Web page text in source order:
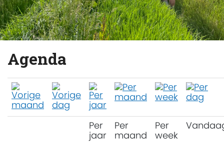
Agenda
Per
jaar
Per
maand
Per
week